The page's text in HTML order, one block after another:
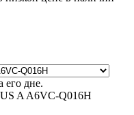
его дне.